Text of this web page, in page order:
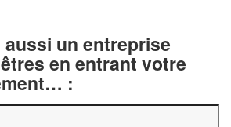
un entreprise
en entrant votre
: